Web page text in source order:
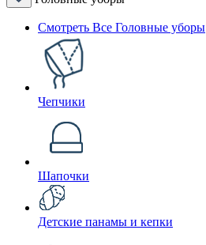
Смотреть Все Головные уборы
Чепчики
Шапочки
Детские панамы и кепки